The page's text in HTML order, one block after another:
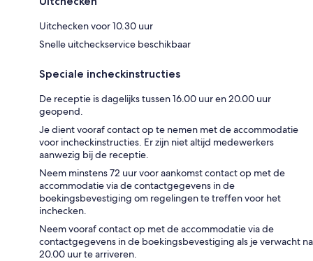
Uitchecken voor 10.30 uur
Snelle uitcheckservice beschikbaar
Speciale incheckinstructies
De receptie is dagelijks tussen 16.00 uur en 20.00 uur
geopend.
Je dient vooraf contact op te nemen met de accommodatie
voor incheckinstructies. Er zijn niet altijd medewerkers
aanwezig bij de receptie.
Neem minstens 72 uur voor aankomst contact op met de
accommodatie via de contactgegevens in de
boekingsbevestiging om regelingen te treffen voor het
inchecken.
Neem vooraf contact op met de accommodatie via de
contactgegevens in de boekingsbevestiging als je verwacht na
20.00 uur te arriveren.